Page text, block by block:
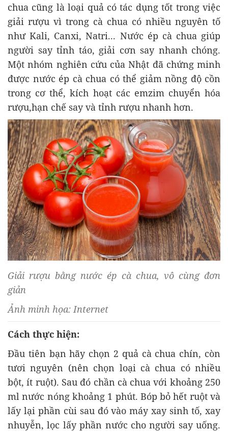
chua cũng là loại quả có tác dụng tốt trong việc
giải rượu vì trong cà chua có nhiều nguyên tố
như Kali, Canxi, Natri... Nước ép cà chua giúp
người say tỉnh táo, giải cơn say nhanh chóng.
Một nhóm nghiên cứu của Nhật đã chứng minh
được nước ép cà chua có thể giảm nồng độ cồn
trong cơ thể, kích hoạt các emzim chuyển hóa
rượu,hạn chế say và tỉnh rượu nhanh hơn.
Giải rượu bằng nước ép cà chua, vô cùng đơn
giản
Ảnh minh họa: Internet
Cách thực hiện:
Đầu tiên bạn hãy chọn 2 quả cà chua chín, còn
tươi nguyên (nên chọn loại cà chua có nhiều
bột, ít ruột). Sau đó chần cà chua với khoảng 250
ml nước nóng khoảng 1 phút. Bóp bỏ hết ruột và
lấy lại phần cùi sau đó vào máy xay sinh tố, xay
nhuyễn, lọc lấy phần nước cho người say uống.